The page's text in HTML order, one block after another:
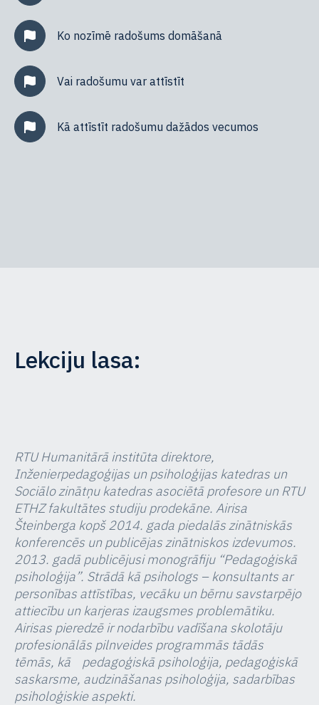
Ko nozīmē radošums domāšanā
Vai radošumu var attīstīt
Kā attīstīt radošumu dažādos vecumos
Lekciju lasa:
RTU Humanitārā institūta direktore,
Inženierpedagoģijas un psiholoģijas katedras un
Sociālo zinātņu katedras asociētā profesore un RTU
ETHZ fakultātes studiju prodekāne. Airisa
Šteinberga kopš 2014. gada piedalās zinātniskās
konferencēs un publicējas zinātniskos izdevumos.
2013. gadā publicējusi monogrāfiju “Pedagoģiskā
psiholoģija”. Strādā kā psihologs – konsultants ar
personības attīstības, vecāku un bērnu savstarpējo
attiecību un karjeras izaugsmes problemātiku.
Airisas pieredzē ir nodarbību vadīšana skolotāju
profesionālās pilnveides programmās tādās
tēmās, kā pedagoģiskā psiholoģija, pedagoģiskā
saskarsme, audzināšanas psiholoģija, sadarbības
psiholoģiskie aspekti.